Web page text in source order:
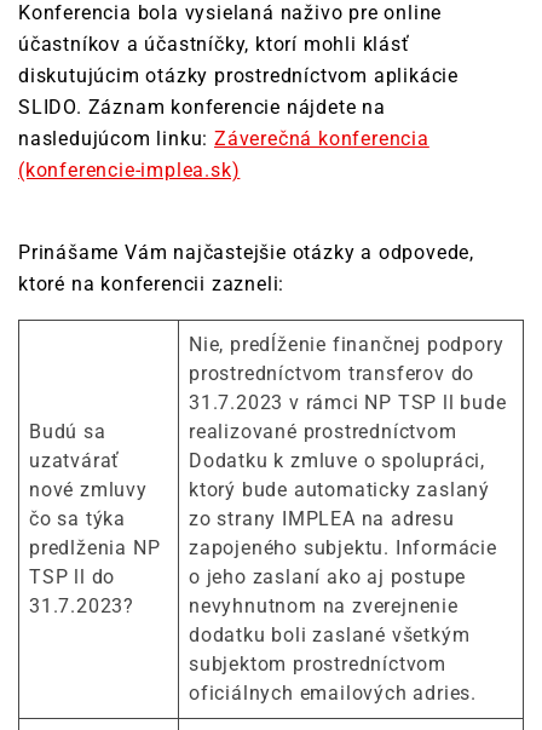
Konferencia bola vysielaná naživo pre online
účastníkov a účastníčky, ktorí mohli klásť
diskutujúcim otázky prostredníctvom aplikácie
SLIDO. Záznam konferencie nájdete na
nasledujúcom linku:Záverečná konferencia
(konferencie-implea.sk)
Prinášame Vám najčastejšie otázky a odpovede,
ktoré na konferencii zazneli:
Budú sa
uzatvárať
nové zmluvy
čo sa týka
predlženia NP
TSP ll do
31.7.2023?
Nie, predĺženie finančnej podpory
prostredníctvom transferov do
31.7.2023 v rámci NP TSP ll bude
realizované prostredníctvom
Dodatku k zmluve o spolupráci,
ktorý bude automaticky zaslaný
zo strany IMPLEA na adresu
zapojeného subjektu. Informácie
o jeho zaslaní ako aj postupe
nevyhnutnom na zverejnenie
dodatku boli zaslané všetkým
subjektom prostredníctvom
oficiálnych emailových adries.